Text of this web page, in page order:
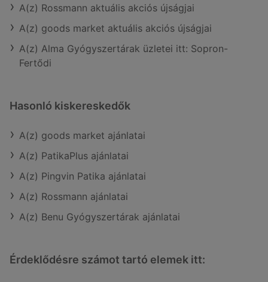
A(z) Rossmann aktuális akciós újságjai
A(z) goods market aktuális akciós újságjai
A(z) Alma Gyógyszertárak üzletei itt: Sopron-
Fertődi
Hasonló kiskereskedők
A(z) goods market ajánlatai
A(z) PatikaPlus ajánlatai
A(z) Pingvin Patika ajánlatai
A(z) Rossmann ajánlatai
A(z) Benu Gyógyszertárak ajánlatai
Érdeklődésre számot tartó elemek itt: